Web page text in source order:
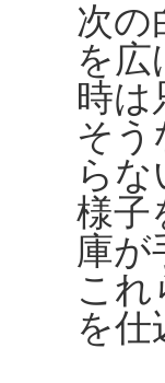
次の
を
時は
そう
ら
様子
庫が
これ
を仕